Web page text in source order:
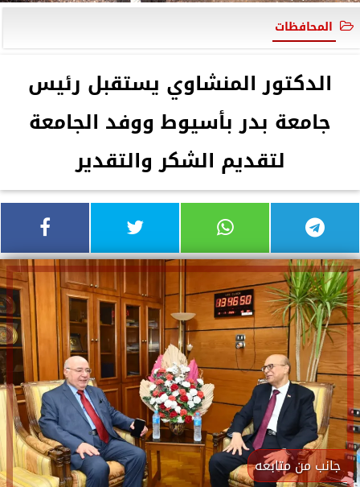
المحافظات
الدكتور المنشاوي يستقبل رئيس
جامعة بدر بأسيوط ووفد الجامعة
لتقديم الشكر والتقدير
جانب من متابعه